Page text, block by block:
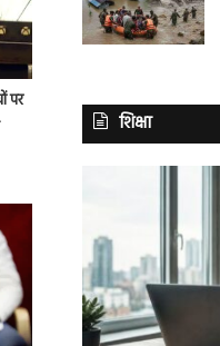
पर
शिक्षा